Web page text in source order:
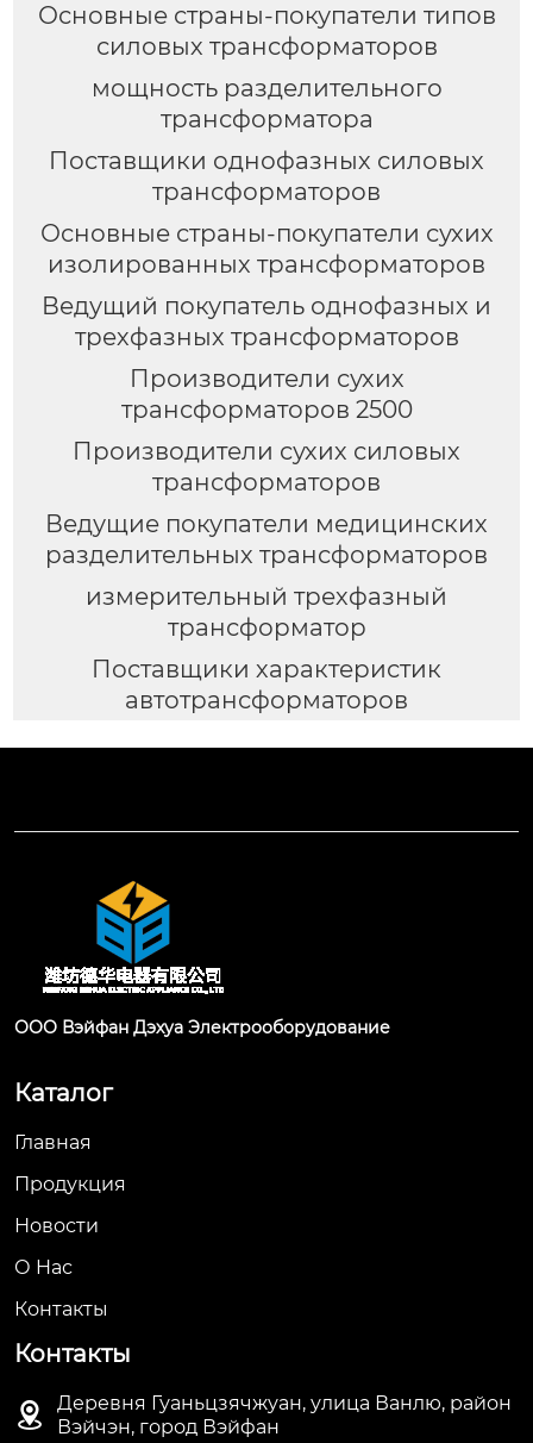
Основные страны-покупатели типов
силовых трансформаторов
мощность разделительного
трансформатора
Поставщики однофазных силовых
трансформаторов
Основные страны-покупатели сухих
изолированных трансформаторов
Ведущий покупатель однофазных и
трехфазных трансформаторов
Производители сухих
трансформаторов 2500
Производители сухих силовых
трансформаторов
Ведущие покупатели медицинских
разделительных трансформаторов
измерительный трехфазный
трансформатор
Поставщики характеристик
автотрансформаторов
ООО Вэйфан Дэхуа Электрооборудование
Каталог
Главная
Продукция
Новости
О Hас
Контакты
Контакты

Деревня Гуаньцзячжуан, улица Ванлю, район
Вэйчэн, город Вэйфан